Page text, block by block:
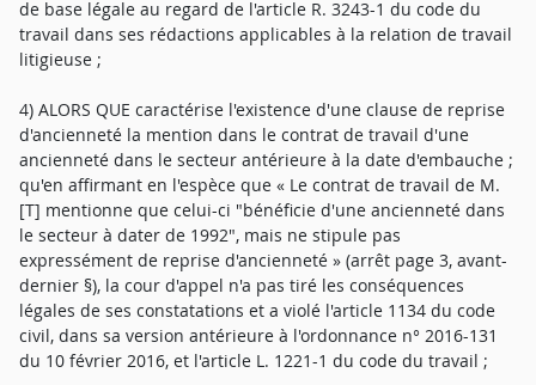
de base légale au regard de l'article R. 3243-1 du code du
travail dans ses rédactions applicables à la relation de travail
litigieuse ;
4) ALORS QUE caractérise l'existence d'une clause de reprise
d'ancienneté la mention dans le contrat de travail d'une
ancienneté dans le secteur antérieure à la date d'embauche ;
qu'en affirmant en l'espèce que « Le contrat de travail de M.
[T] mentionne que celui-ci "bénéficie d'une ancienneté dans
le secteur à dater de 1992", mais ne stipule pas
expressément de reprise d'ancienneté » (arrêt page 3, avant-
dernier §), la cour d'appel n'a pas tiré les conséquences
légales de ses constatations et a violé l'article 1134 du code
civil, dans sa version antérieure à l'ordonnance n° 2016-131
du 10 février 2016, et l'article L. 1221-1 du code du travail ;